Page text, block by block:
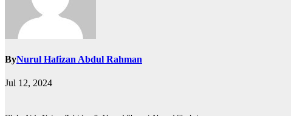
ByNurul Hafizan Abdul Rahman
Jul 12, 2024